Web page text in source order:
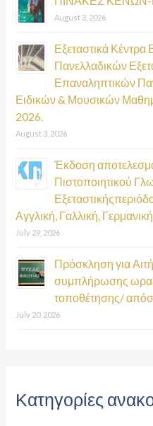
August 3, 2026
Εξεταστικά
Πανελλαδικών
Επαναληπτικών
Ειδικών & Μουσικών
2026.
August 3, 2026
Έκδοση
Πιστοποιητικού
Αγγλική, Γαλλική,
July 29, 2026
Πρόσκληση για
συμπλήρωσης
τοποθέτησης/
July 20, 2026
Κατηγορίες